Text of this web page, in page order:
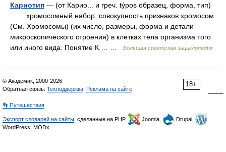
Кариотип — (от Карио... и греч. týpos образец, форма, тип)
хромосомный набор, совокупность признаков хромосом
(См. Хромосомы) (их число, размеры, форма и детали
микроскопического строения) в клетках тела организма того
или иного вида. Понятие К.… …
Большая советская энциклопедия
18+
© Академик, 2000-2026
Обратная связь: Техподдержка Реклама на сайте
👣 Путешествия
Экспорт словарей на сайты , сделанные на PHP, Joomla,
Drupal,
WordPress, MODx.